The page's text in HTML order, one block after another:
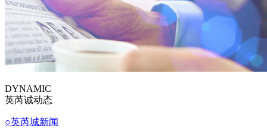
DYNAMIC
英芮诚动态
○英芮城新闻